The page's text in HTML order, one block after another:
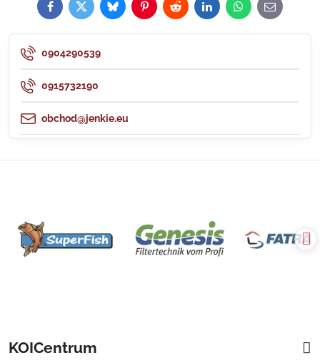
FacebookTwitterBlueskyPinterestRedditLinkedInWhatsApp
E-
mail
0904290539
0915732190
obchod@jenkie.eu
KOICentrum